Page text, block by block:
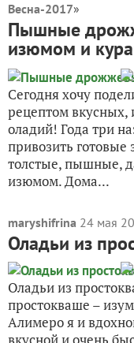
Весна-2017»
Пышные
изюмом и
Сегодня хочу
рецептом
оладий! Года три
привозить
толстые, пышные,
изюмом. Дома...
maryshifrina 24 мая
Оладьи из
Оладьи из
простокваше –
Алимеро я и